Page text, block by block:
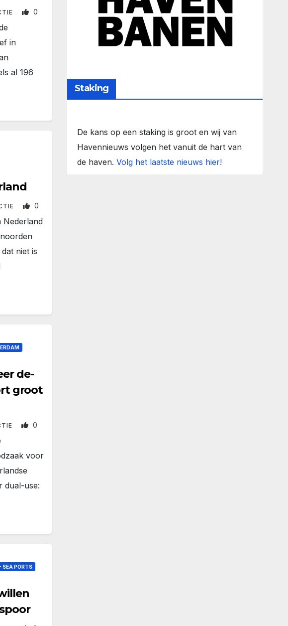
0
in
al 196
0
Nederland
niet is
de-
groot
0
voor
dual-use:
SEA PORTS
Staking
De kans op een staking is groot en wij van
Havennieuws volgen het vanuit de hart van
de haven.Volg het laatste nieuws hier!